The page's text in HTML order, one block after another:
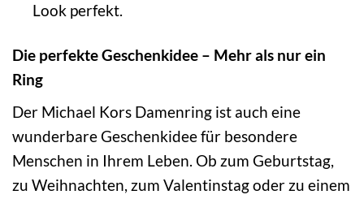
Look perfekt.
Die perfekte Geschenkidee – Mehr als nur ein
Ring
Der Michael Kors Damenring ist auch eine
wunderbare Geschenkidee für besondere
Menschen in Ihrem Leben. Ob zum Geburtstag,
zu Weihnachten, zum Valentinstag oder zu einem